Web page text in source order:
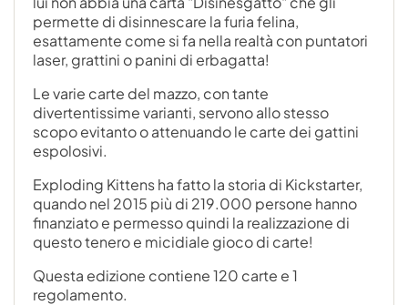
permette di disinnescare la furia felina,
esattamente come si fa nella realtà con puntatori
laser, grattini o panini di erbagatta!
Le varie carte del mazzo, con tante
divertentissime varianti, servono allo stesso
scopo evitanto o attenuando le carte dei gattini
espolosivi.
Exploding Kittens ha fatto la storia di Kickstarter,
quando nel 2015 più di 219.000 persone hanno
finanziato e permesso quindi la realizzazione di
questo tenero e micidiale gioco di carte!
Questa edizione contiene 120 carte e 1
regolamento.